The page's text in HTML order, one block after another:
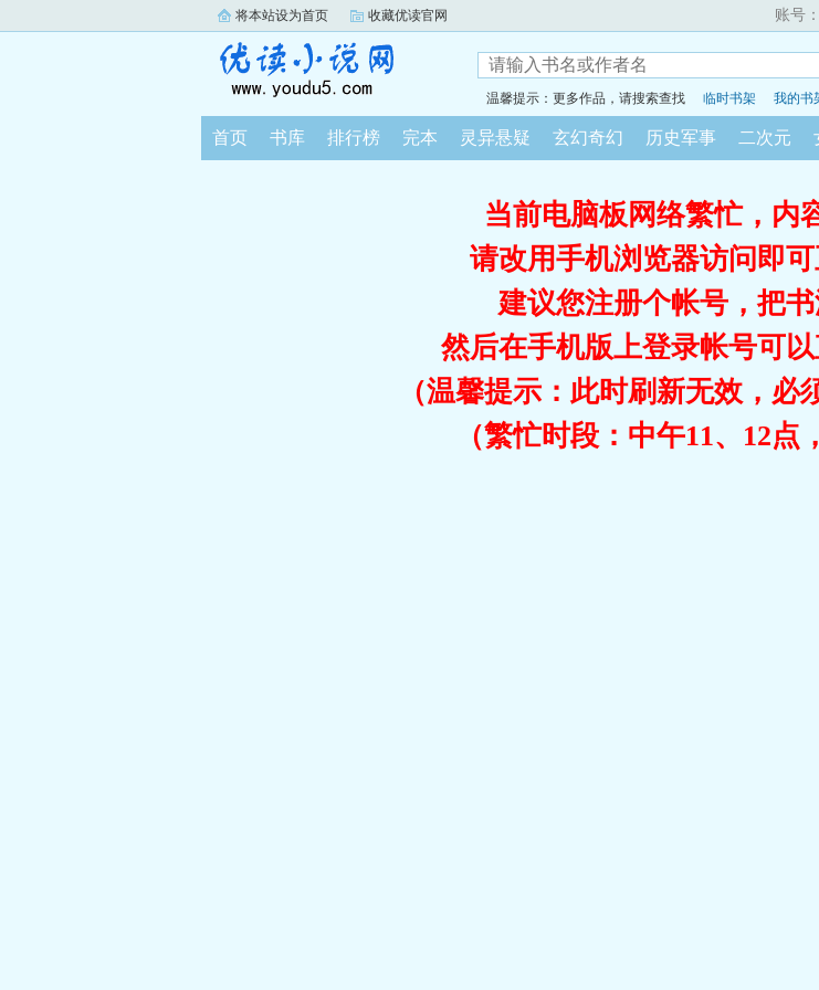
将本站设为首页 收藏优读官网 账号：
温馨提示：更多作品，请搜索查找 临时书架 我的书
首页 书库 排行榜 完本 灵异悬疑 玄幻奇幻 历史军事 二次元
当前电脑板网络繁忙，
请改用手机浏览器访问即
建议您注册个帐号，把书
然后在手机版上登录帐号可
（温馨提示：此时刷新无效，必
（繁忙时段：中午11、12点